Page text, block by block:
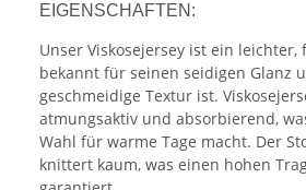
EIGENSCHAFTEN:
Unser Viskosejersey ist ein
bekannt für seinen seidigen Glanz
geschmeidige Textur ist.
atmungsaktiv und absorbierend,
Wahl für warme Tage macht. Der
knittert kaum, was einen hohen